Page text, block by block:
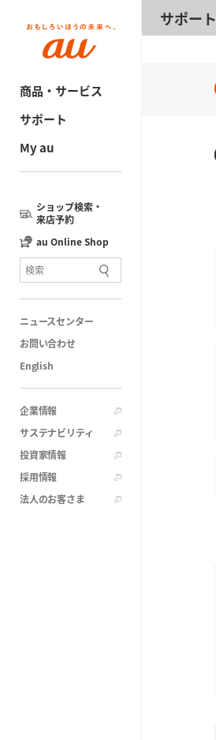
商品・サービス
サポート
My au
ショップ検索・
来店予約
au Online Shop
ニュースセンター
お問い合わせ
English
企業情報
サステナビリティ
投資家情報
採用情報
法人のお客さま
サポート